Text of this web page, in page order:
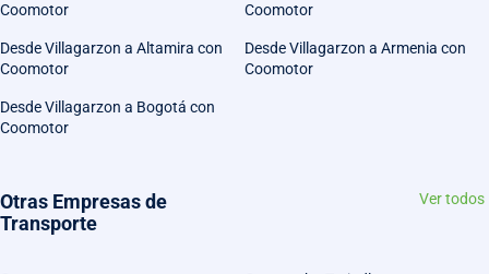
Coomotor
Coomotor
Desde Villagarzon a Altamira con
Coomotor
Desde Villagarzon a Armenia con
Coomotor
Desde Villagarzon a Bogotá con
Coomotor
Otras Empresas de
Transporte
Ver todos